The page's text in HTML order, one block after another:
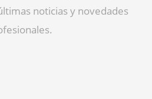
noticias y novedades